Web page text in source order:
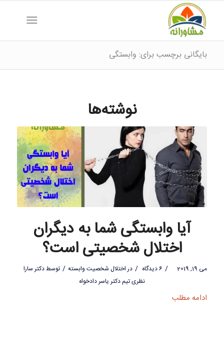
بایگانی برچسب برای: وابستگی
نوشته‌ها
آیا وابستگی شما به دیگران
اختلال شخصیتی است؟
می 19, 2019 / 6 دیدگاه / دراختلال شخصیت وابسته / توسطدکتر سارا
نظری تیم دکتر یاسر دادخواه
ادامه مطلب